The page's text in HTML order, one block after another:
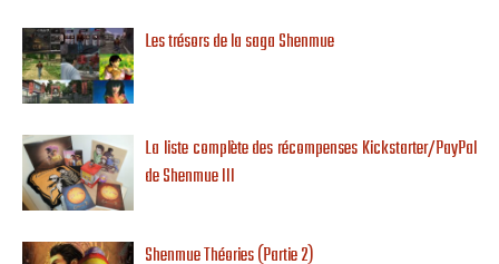
Les trésors de la saga Shenmue
La liste complète des récompenses Kickstarter/PayPal
de Shenmue III
Shenmue Théories (Partie 2)